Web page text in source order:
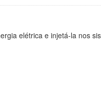
elétrica e injetá-la nos